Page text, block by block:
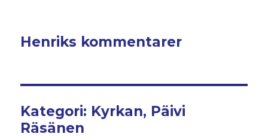
Henriks kommentarer
Kategori: Kyrkan, Päivi
Räsänen